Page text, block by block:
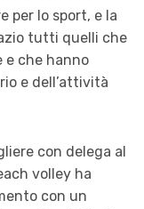
per lo sport, e la
tutti quelli che
e che hanno
e dell’attività
con delega al
volley ha
con un